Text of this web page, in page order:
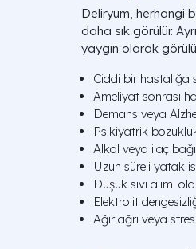
Deliryum, herhangi
daha sık görülür.
yaygın olarak
Ciddi bir hastalığa
Ameliyat sonrası
Demans veya
Psikiyatrik
Alkol veya ilaç
Uzun süreli yatak
Düşük sıvı alımı
Elektrolit
Ağır ağrı veya